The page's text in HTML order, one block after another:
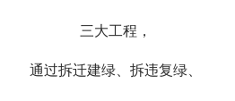
三大工程，
通过拆迁建绿、拆违复绿、